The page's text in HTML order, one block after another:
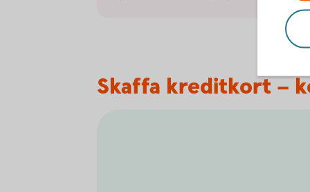
Skaffa kreditkort –